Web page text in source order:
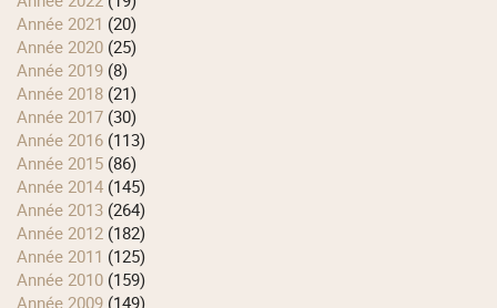
année 2021 (20)
année 2020 (25)
année 2019 (8)
année 2018 (21)
année 2017 (30)
année 2016 (113)
année 2015 (86)
année 2014 (145)
année 2013 (264)
année 2012 (182)
année 2011 (125)
année 2010 (159)
année 2009 (149)